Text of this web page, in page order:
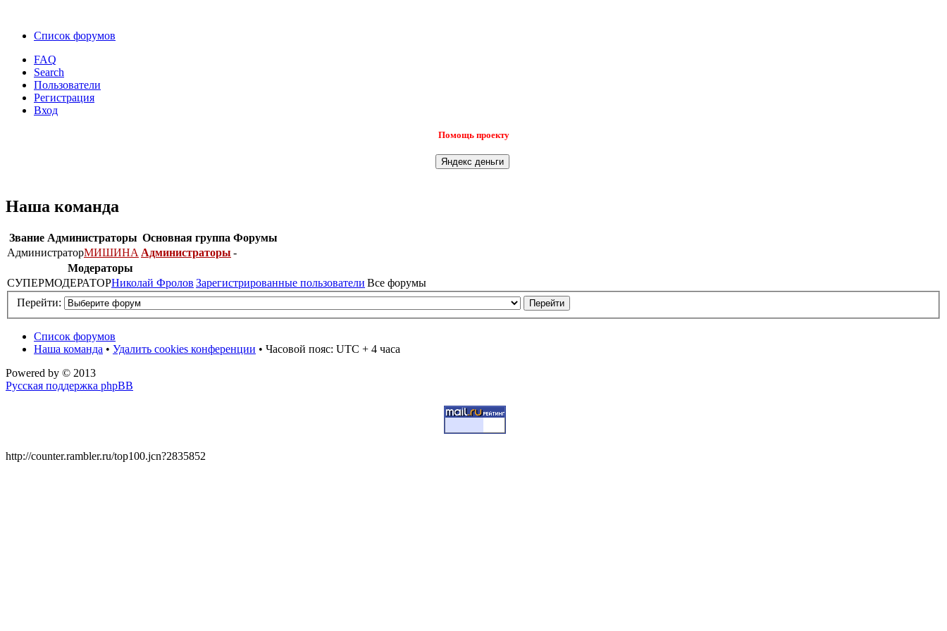
Список форумов
FAQ
Search
Пользователи
Регистрация
Вход
Помощь проекту
Наша команда
Звание Администраторы Основная группа Форумы
АдминистраторМИШИНА Администраторы -
Модераторы
СУПЕРМОДЕРАТОРНиколай Фролов Зарегистрированные пользователи Все форумы
Перейти:
Список форумов
Наша команда • Удалить cookies конференции • Часовой пояс: UTC + 4 часа
Powered by © 2013
Русская поддержка phpBB
http://counter.rambler.ru/top100.jcn?2835852